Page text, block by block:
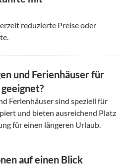
reduzierte Preise oder
und Ferienhäuser für
Ferienhäuser sind speziell für
und bieten ausreichend Platz
für einen längeren Urlaub.
auf einen Blick